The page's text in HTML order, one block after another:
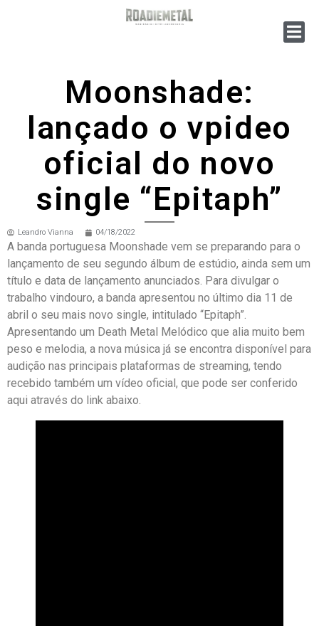
Moonshade:
lançado o vpideo
oficial do novo
single “Epitaph”
Leandro Vianna 04/18/2022
A banda portuguesa Moonshade vem se preparando para o
lançamento de seu segundo álbum de estúdio, ainda sem um
título e data de lançamento anunciados. Para divulgar o
trabalho vindouro, a banda apresentou no último dia 11 de
abril o seu mais novo single, intitulado “Epitaph”.
Apresentando um Death Metal Melódico que alia muito bem
peso e melodia, a nova música já se encontra disponível para
audição nas principais plataformas de streaming, tendo
recebido também um vídeo oficial, que pode ser conferido
aqui através do link abaixo.